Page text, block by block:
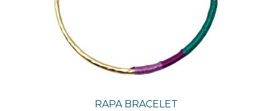
RAPA BRACELET